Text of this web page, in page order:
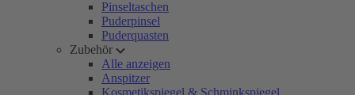
Pinseltaschen
Puderpinsel
Puderquasten
Zubehör
Alle anzeigen
Anspitzer
Kosmetikspiegel & Schminkspiegel